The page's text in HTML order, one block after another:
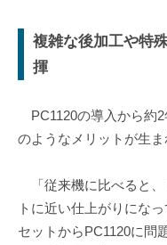
複雑な後加工や特
揮
PC1120の導入から約
のようなメリットが生ま
「従来機に比べると、
トに近い仕上がりにな
セットからPC1120に問